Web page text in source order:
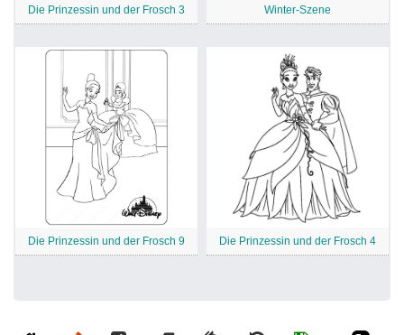
Die Prinzessin und der Frosch 3 Winter-Szene
Die Prinzessin und der Frosch 9 Die Prinzessin und der Frosch 4